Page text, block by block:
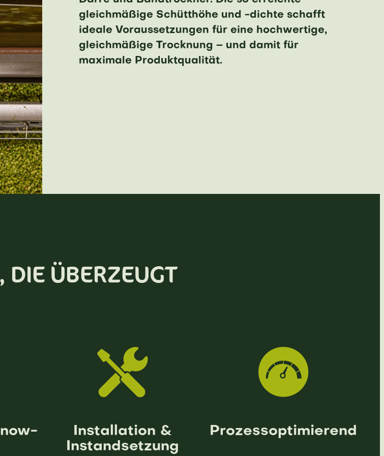
gleichmäßige Schütthöhe und -dichte schafft
ideale Voraussetzungen für eine hochwertige,
gleichmäßige Trocknung – und damit für
maximale Produktqualität.
DIE ÜBERZEUGT
Installation &
Instandsetzung
Prozessoptimierend